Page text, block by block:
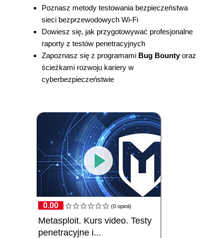
Poznasz metody testowania bezpieczeństwa
sieci bezprzewodowych Wi-Fi
Dowiesz się, jak przygotowywać profesjonalne
raporty z testów penetracyjnych
Zapoznasz się z programami Bug Bountyoraz
ścieżkami rozwoju kariery w
cyberbezpieczeństwie
0.00 (0 opinii)
Metasploit. Kurs video. Testy
penetracyjne i...